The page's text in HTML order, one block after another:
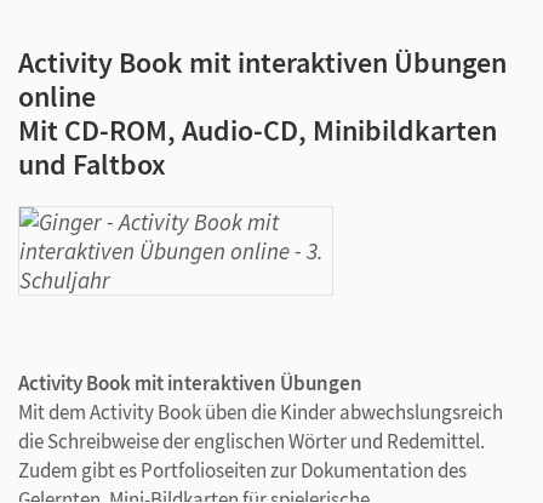
Activity Book mit interaktiven Übungen
online
Mit CD-ROM, Audio-CD, Minibildkarten
und Faltbox
Activity Book mit interaktiven Übungen
Mit dem Activity Book üben die Kinder abwechslungsreich
die Schreibweise der englischen Wörter und Redemittel.
Zudem gibt es Portfolioseiten zur Dokumentation des